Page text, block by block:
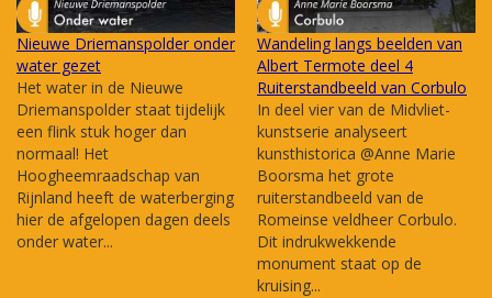
Nieuwe Driemanspolder onder
water gezet
Het water in de Nieuwe
Driemanspolder staat tijdelijk
een flink stuk hoger dan
normaal! Het
Hoogheemraadschap van
Rijnland heeft de waterberging
hier de afgelopen dagen deels
onder water...
Wandeling langs beelden van
Albert Termote deel 4
Ruiterstandbeeld van Corbulo
In deel vier van de Midvliet-
kunstserie analyseert
kunsthistorica @Anne Marie
Boorsma het grote
ruiterstandbeeld van de
Romeinse veldheer Corbulo.
Dit indrukwekkende
monument staat op de
kruising...